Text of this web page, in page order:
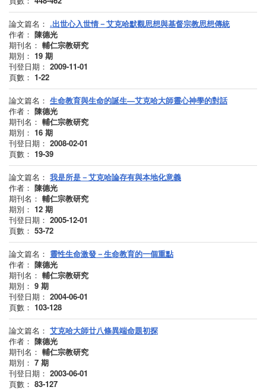
論文篇名： .出世心入世情－艾克哈默觀思想與基督宗教思想傳統
作者： 陳德光
期刊名： 輔仁宗教研究
期別： 19 期
刊登日期： 2009-11-01
頁數： 1-22
論文篇名： 生命教育與生命的誕生—艾克哈大師靈心神學的對話
作者： 陳德光
期刊名： 輔仁宗教研究
期別： 16 期
刊登日期： 2008-02-01
頁數： 19-39
論文篇名： 我是所是－艾克哈論存有與本地化意義
作者： 陳德光
期刊名： 輔仁宗教研究
期別： 12 期
刊登日期： 2005-12-01
頁數： 53-72
論文篇名： 靈性生命激發－生命教育的一個重點
作者： 陳德光
期刊名： 輔仁宗教研究
期別： 9 期
刊登日期： 2004-06-01
頁數： 103-128
論文篇名： 艾克哈大師廿八條異端命題初探
作者： 陳德光
期刊名： 輔仁宗教研究
期別： 7 期
刊登日期： 2003-06-01
頁數： 83-127